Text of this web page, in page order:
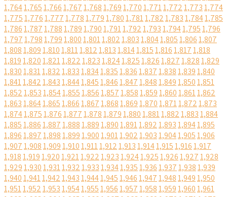
1,7641,7651,7661,7671,7681,7691,7701,7711,7721,7731,774
1,7751,7761,7771,7781,7791,7801,7811,7821,7831,7841,785
1,7861,7871,7881,7891,7901,7911,7921,7931,7941,7951,796
1,7971,7981,7991,8001,8011,8021,8031,8041,8051,8061,807
1,8081,8091,8101,8111,8121,8131,8141,8151,8161,8171,818
1,8191,8201,8211,8221,8231,8241,8251,8261,8271,8281,829
1,8301,8311,8321,8331,8341,8351,8361,8371,8381,8391,840
1,8411,8421,8431,8441,8451,8461,8471,8481,8491,8501,851
1,8521,8531,8541,8551,8561,8571,8581,8591,8601,8611,862
1,8631,8641,8651,8661,8671,8681,8691,8701,8711,8721,873
1,8741,8751,8761,8771,8781,8791,8801,8811,8821,8831,884
1,8851,8861,8871,8881,8891,8901,8911,8921,8931,8941,895
1,8961,8971,8981,8991,9001,9011,9021,9031,9041,9051,906
1,9071,9081,9091,9101,9111,9121,9131,9141,9151,9161,917
1,9181,9191,9201,9211,9221,9231,9241,9251,9261,9271,928
1,9291,9301,9311,9321,9331,9341,9351,9361,9371,9381,939
1,9401,9411,9421,9431,9441,9451,9461,9471,9481,9491,950
1,9511,9521,9531,9541,9551,9561,9571,9581,9591,9601,961